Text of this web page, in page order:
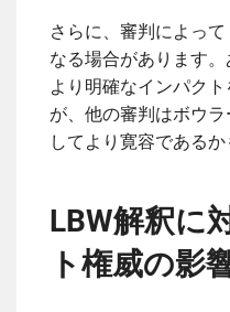
さらに、審判によっ
なる場合があります
より明確なインパク
が、他の審判はボウ
してより寛容であるか
LBW解釈に
ト権威の影